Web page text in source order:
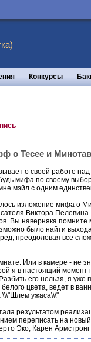
Конкурсы
о Тесее и
о своей работе
мифа по своему
мэйл с одним
изложение мифа о
Виктора
Вы наверняка
было найти
преодолевая все
Или в камере - не
я в настоящий
его нельзя, я
цвета, ведет в
\\\"Шлем ужаса\\\"
результатом
переписать на
Эко, Карен